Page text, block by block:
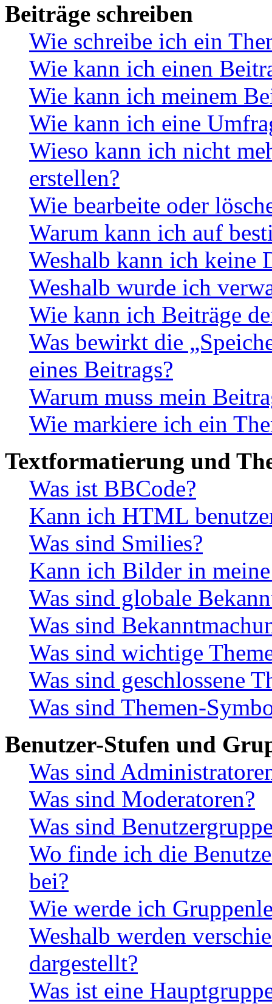
Beiträge schreiben
Wie schreibe ich ein
Wie kann ich einen
Wie kann ich meinem
Wie kann ich eine
Wieso kann ich nicht
erstellen?
Wie bearbeite oder
Warum kann ich auf
Weshalb kann ich keine
Weshalb wurde ich
Wie kann ich Beiträge
Was bewirkt die
eines Beitrags?
Warum muss mein
Wie markiere ich ein
Textformatierung und
Was ist BBCode?
Kann ich HTML
Was sind Smilies?
Kann ich Bilder in
Was sind globale
Was sind
Was sind wichtige
Was sind geschlossene
Was sind Themen-
Benutzer-Stufen und
Was sind
Was sind Moderatoren?
Was sind
Wo finde ich die
bei?
Wie werde ich
Weshalb werden
dargestellt?
Was ist eine